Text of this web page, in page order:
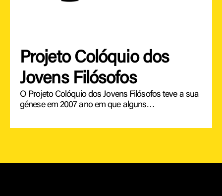
Projeto Colóquio dos
Jovens Filósofos
O Projeto Colóquio dos Jovens Filósofos teve a sua
génese em 2007 ano em que alguns…